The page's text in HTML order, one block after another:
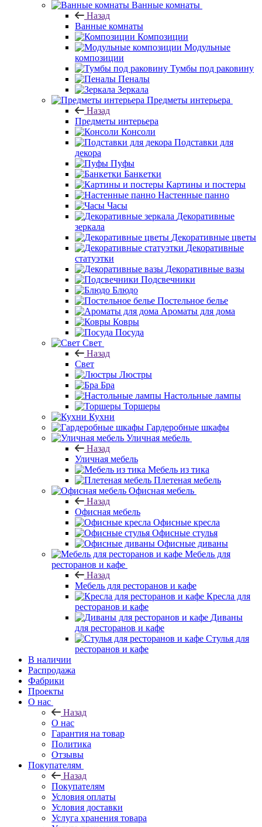
Ванные комнаты
Назад
Ванные комнаты
Композиции
Модульные
композиции
Тумбы под раковину
Пеналы
Зеркала
Предметы интерьера
Назад
Предметы интерьера
Консоли
Подставки для
декора
Пуфы
Банкетки
Картины и постеры
Настенные панно
Часы
Декоративные
зеркала
Декоративные цветы
Декоративные
статуэтки
Декоративные вазы
Подсвечники
Блюдо
Постельное белье
Ароматы для дома
Ковры
Посуда
Свет
Назад
Свет
Люстры
Бра
Настольные лампы
Торшеры
Кухни
Гардеробные шкафы
Уличная мебель
Назад
Уличная мебель
Мебель из тика
Плетеная мебель
Офисная мебель
Назад
Офисная мебель
Офисные кресла
Офисные стулья
Офисные диваны
Мебель для
ресторанов и кафе
Назад
Мебель для ресторанов и кафе
Кресла для
ресторанов и кафе
Диваны
для ресторанов и кафе
Стулья для
ресторанов и кафе
В наличии
Распродажа
Фабрики
Проекты
О нас
Назад
О нас
Гарантия на товар
Политика
Отзывы
Покупателям
Назад
Покупателям
Условия оплаты
Условия доставки
Услуга хранения товара